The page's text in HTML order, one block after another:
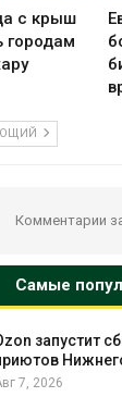
с крыш
городам
Комментарии
Самые
сбор